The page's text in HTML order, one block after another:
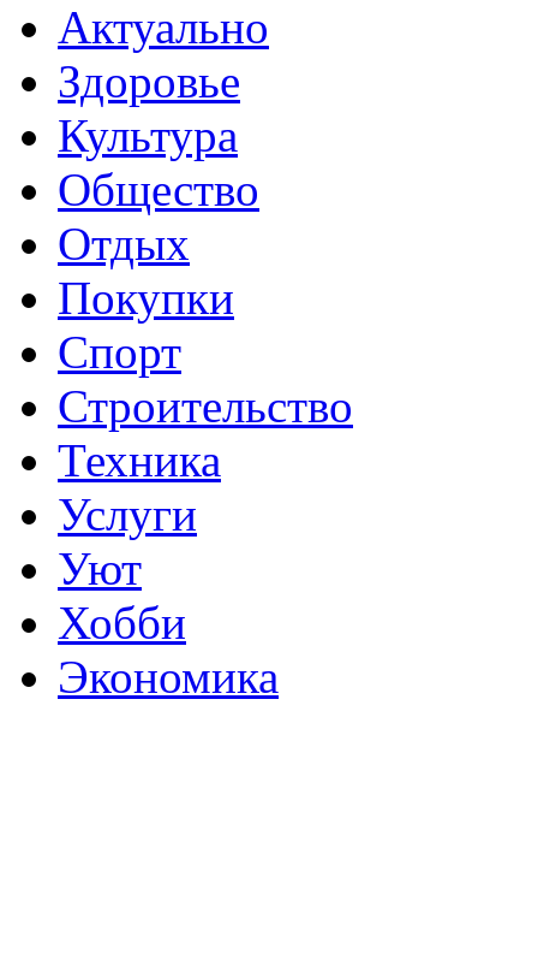
Актуально
Здоровье
Культура
Общество
Отдых
Покупки
Спорт
Строительство
Техника
Услуги
Уют
Хобби
Экономика